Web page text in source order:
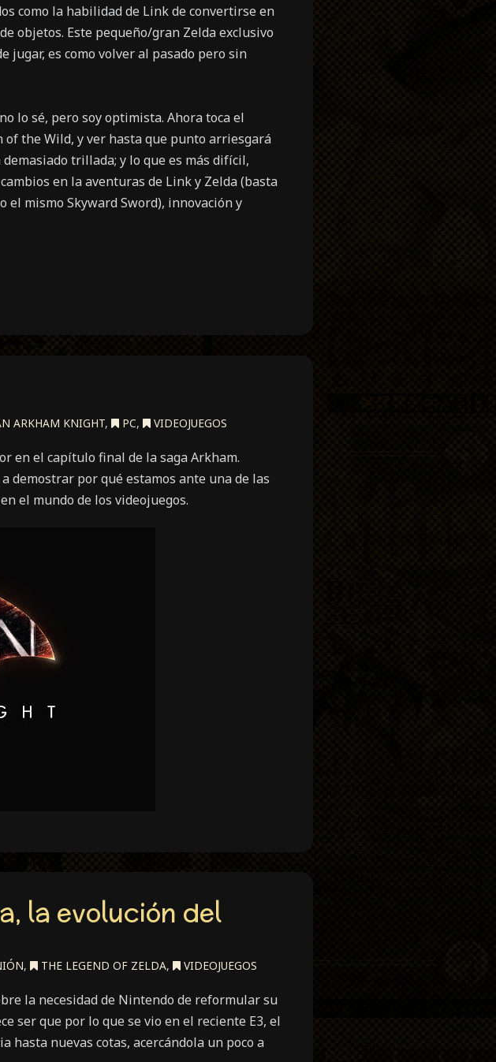
como la habilidad de Link de convertirse en
objetos. Este pequeño/gran Zelda exclusivo
jugar, es como volver al pasado pero sin
lo sé, pero soy optimista. Ahora toca el
the Wild, y ver hasta que punto arriesgará
trillada; y lo que es más difícil,
en la aventuras de Link y Zelda (basta
mismo Skyward Sword), innovación y
ARKHAM KNIGHT, PC, VIDEOJUEGOS
en el capítulo final de la saga Arkham.
demostrar por qué estamos ante una de las
el mundo de los videojuegos.
la evolución del
, THE LEGEND OF ZELDA, VIDEOJUEGOS
la necesidad de Nintendo de reformular su
ser que por lo que se vio en el reciente E3, el
nuevas cotas, acercándola un poco a